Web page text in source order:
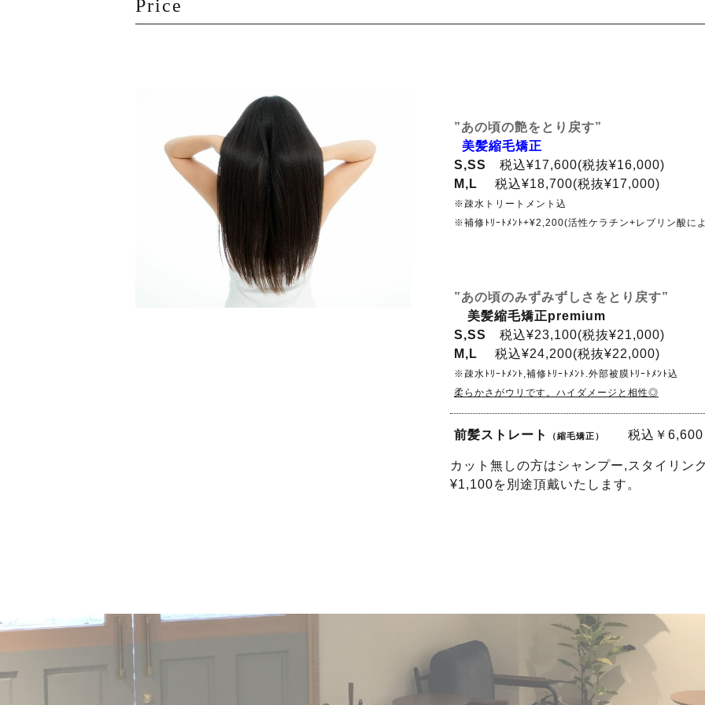
Price
”あの頃の艶をとり戻す”
美髪縮毛矯正
S,SS 税込¥17,600(税抜¥16,000)
M,L 税込¥18,700(税抜¥17,000)
※疎水トリートメント込
※補修ﾄﾘｰﾄﾒﾝﾄ+¥2,200(活性ケラチン+レブリン酸に
”あの頃のみずみずしさをとり戻す”
美髪縮毛矯正premium
S,SS 税込¥23,100(税抜¥21,000)
M,L 税込¥24,200(税抜¥22,000)
※疎水ﾄﾘｰﾄﾒﾝﾄ,補修ﾄﾘｰﾄﾒﾝﾄ.外部被膜ﾄﾘｰﾄﾒﾝﾄ込
柔らかさがウリです。ハイダメージと相性◎
前髪ストレート （縮毛矯正） 税込￥
カット無しの方はシャンプー,スタイリン
¥1,100を別途頂戴いたします。